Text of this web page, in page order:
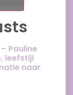
Pauline
leefstijl
naar